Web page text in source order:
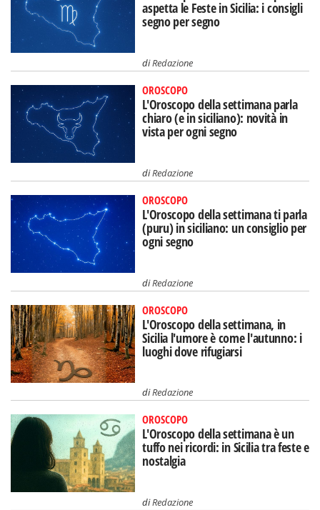
aspetta le Feste in Sicilia: i consigli
segno per segno
diRedazione
OROSCOPO
L'Oroscopo della settimana parla
chiaro (e in siciliano): novità in
vista per ogni segno
diRedazione
OROSCOPO
L'Oroscopo della settimana ti parla
(puru) in siciliano: un consiglio per
ogni segno
diRedazione
OROSCOPO
L'Oroscopo della settimana, in
Sicilia l'umore è come l'autunno: i
luoghi dove rifugiarsi
diRedazione
OROSCOPO
L'Oroscopo della settimana è un
tuffo nei ricordi: in Sicilia tra feste e
nostalgia
diRedazione